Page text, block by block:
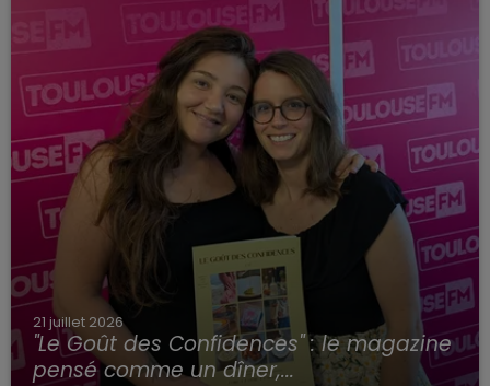
21 juillet 2026
"Le Goût des Confidences" : le magazine
pensé comme un dîner,...